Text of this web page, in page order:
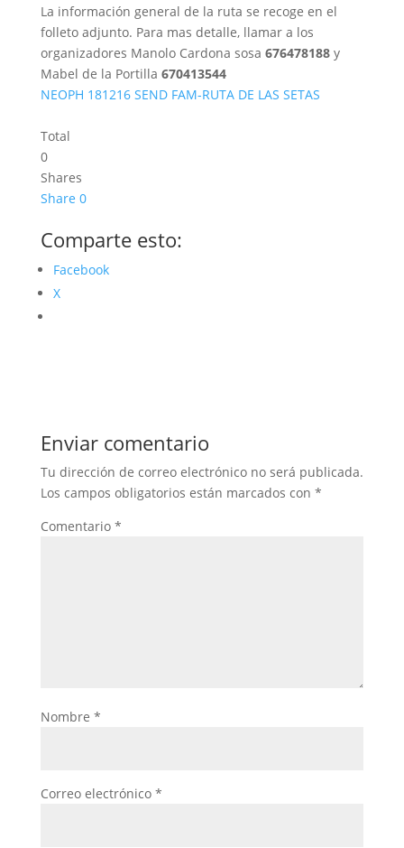
La información general de la ruta se recoge en el
folleto adjunto. Para mas detalle, llamar a los
organizadores Manolo Cardona sosa 676478188y
Mabel de la Portilla 670413544
NEOPH 181216 SEND FAM-RUTA DE LAS SETAS
Total
0
Shares
Share 0
Comparte esto:
Facebook
X
Enviar comentario
Tu dirección de correo electrónico no será publicada.
Los campos obligatorios están marcados con *
Comentario *
Nombre *
Correo electrónico *